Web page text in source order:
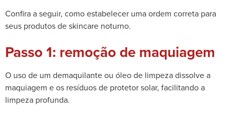
Confira a seguir, como estabelecer uma ordem correta para
seus produtos de skincare noturno.
Passo 1: remoção de maquiagem
O uso de um demaquilante ou óleo de limpeza dissolve a
maquiagem e os resíduos de protetor solar, facilitando a
limpeza profunda.